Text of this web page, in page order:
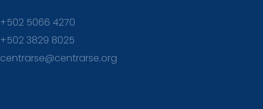
+502 5066 4270
+502 3829 8025
centrarse@centrarse.org